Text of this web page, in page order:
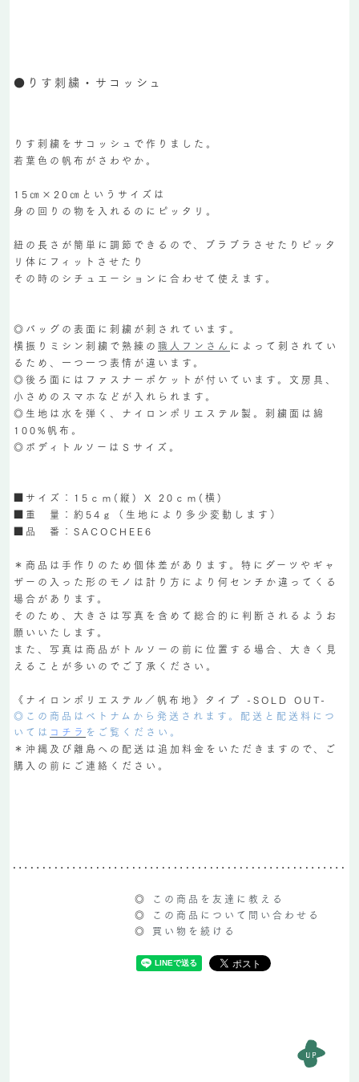
●りす刺繍・サコッシュ
りす刺繍をサコッシュで作りました。
若葉色の帆布がさわやか。
15㎝×20㎝というサイズは
身の回りの物を入れるのにピッタリ。
紐の長さが簡単に調節できるので、ブラブラさせたりピッタ
リ体にフィットさせたり
その時のシチュエーションに合わせて使えます。
◎バッグの表面に刺繍が刺されています。
横振りミシン刺繍で熟練の 職人フンさん によって刺されてい
るため、一つ一つ表情が違います。
◎後ろ面にはファスナーポケットが付いています。文房具、
小さめのスマホなどが入れられます。
◎生地は水を弾く、ナイロンポリエステル製。刺繍面は綿
100%帆布。
◎ボディトルソーはＳサイズ。
■サイズ：15ｃｍ(縦) X 20ｃｍ(横)
■重 量：約54ｇ（生地により多少変動します）
■品 番：SACOCHEE6
＊商品は手作りのため個体差があります。特にダーツやギャ
ザーの入った形のモノは計り方により何センチか違ってくる
場合があります。
そのため、大きさは写真を含めて総合的に判断されるようお
願いいたします。
また、写真は商品がトルソーの前に位置する場合、大きく見
えることが多いのでご了承ください。
《ナイロンポリエステル／帆布地》タイプ -SOLD OUT-
◎この商品はベトナムから発送されます。配送と配送料につ
いては コチラ をご覧ください。
＊沖縄及び離島への配送は追加料金をいただきますので、ご
購入の前にご連絡ください。
◎
この商品を友達に教える
◎
この商品について問い合わせる
◎ 買い物を続ける